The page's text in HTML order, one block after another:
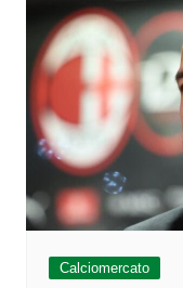
Calciomercato